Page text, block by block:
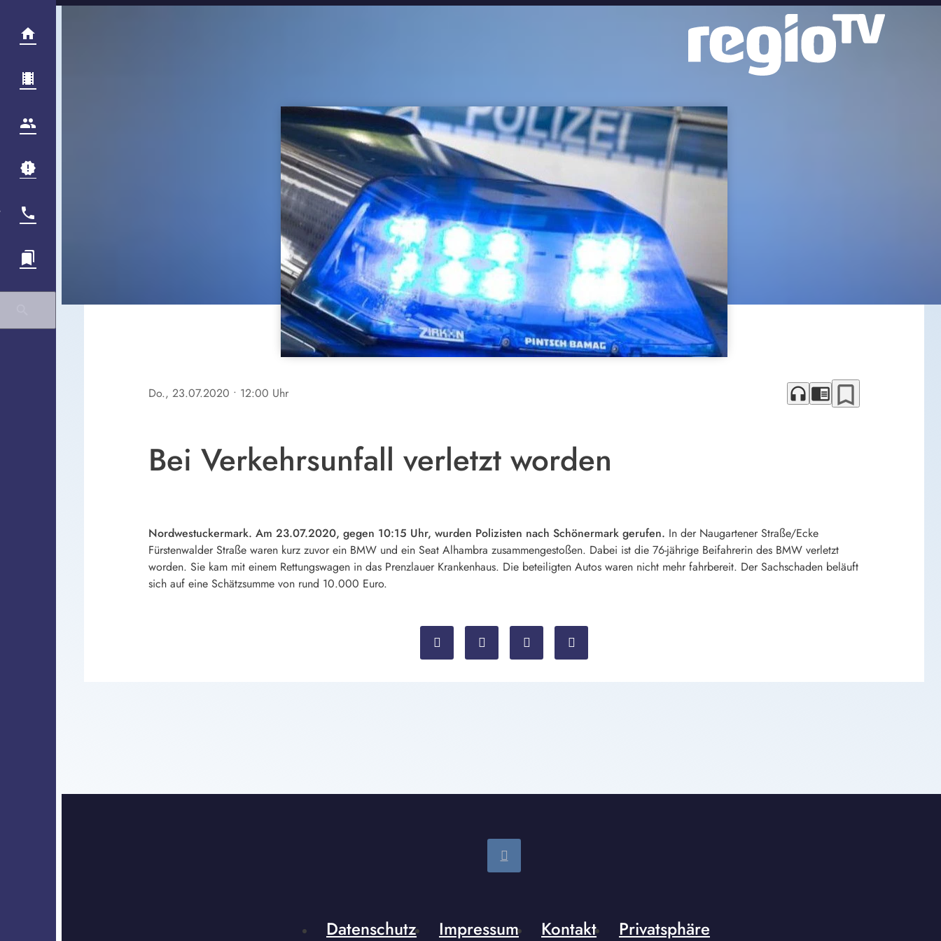
Do., 23.07.2020 • 12:00 Uhr headphones chrome_reader_mode bookmark_border
Bei Verkehrsunfall verletzt worden
Nordwestuckermark. Am 23.07.2020, gegen 10:15 Uhr, wurden Polizisten nach Schönermark gerufen. In der Naugartener Straße/Ecke
Fürstenwalder Straße waren kurz zuvor ein BMW und ein Seat Alhambra zusammengestoßen. Dabei ist die 76-jährige Beifahrerin des BMW verletzt
worden. Sie kam mit einem Rettungswagen in das Prenzlauer Krankenhaus. Die beteiligten Autos waren nicht mehr fahrbereit. Der Sachschaden beläuft
sich auf eine Schätzsumme von rund 10.000 Euro.
Datenschutz Impressum Kontakt Privatsphäre